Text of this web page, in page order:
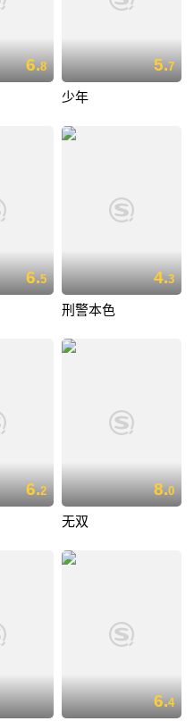
6.8 5.7
少年
6.5 4.3
刑警本色
6.2 8.0
无双
6.4